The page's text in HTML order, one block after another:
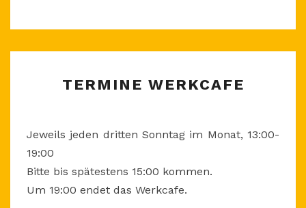
WERKCAFE
TERMINE WERKCAFE
Jeweils jeden dritten Sonntag im Monat, 13:00-
19:00
Bitte bis spätestens 15:00 kommen.
Um 19:00 endet das Werkcafe.